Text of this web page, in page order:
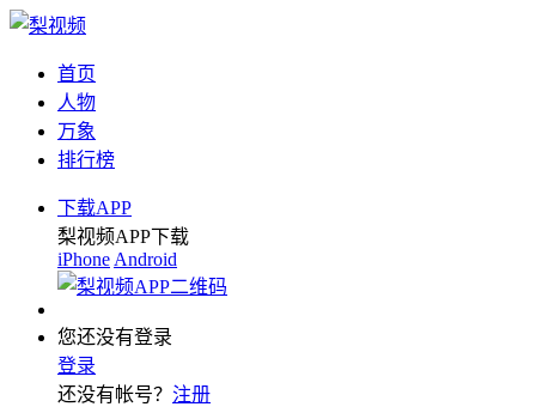
首页
人物
万象
排行榜
下载APP
梨视频APP下载
iPhone Android
您还没有登录
登录
还没有帐号？ 注册